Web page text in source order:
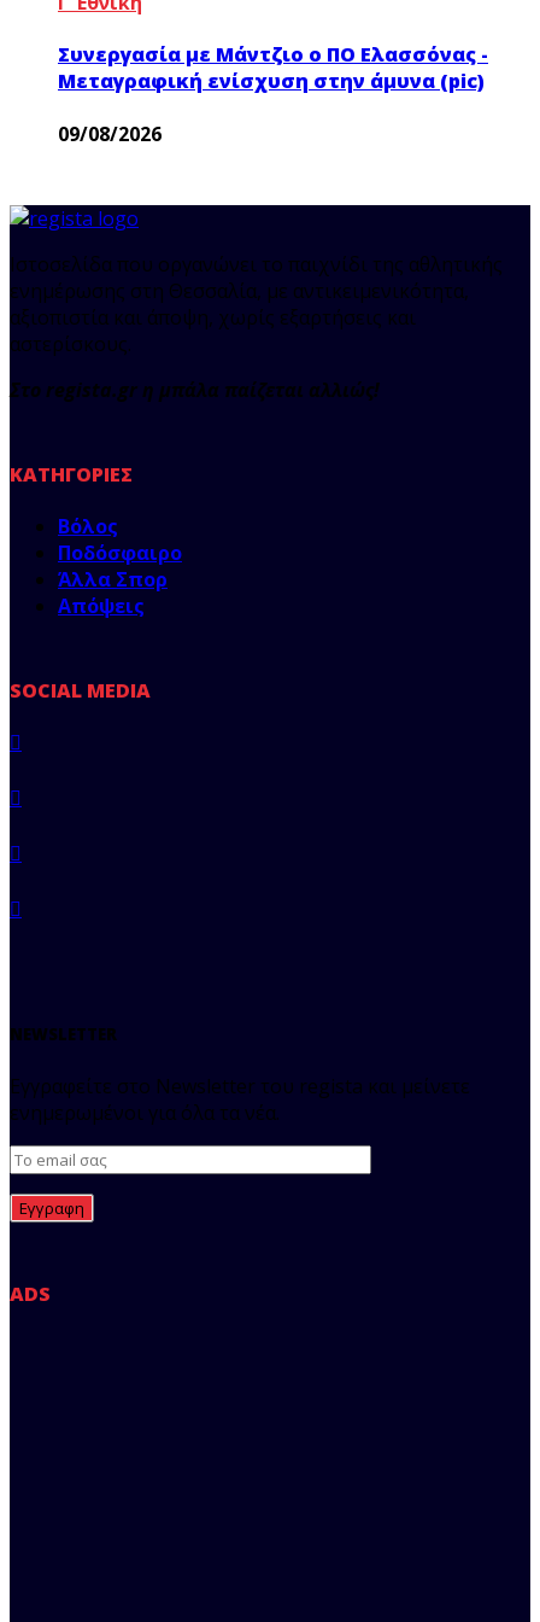
Συνεργασία με Μάντζιο ο ΠΟ Ελασσόνας -
Μεταγραφική ενίσχυση στην άμυνα (pic)
09/08/2026
Ιστοσελίδα που οργανώνει το παιχνίδι της αθλητικής
ενημέρωσης στη Θεσσαλία, με αντικειμενικότητα,
αξιοπιστία και άποψη, χωρίς εξαρτήσεις και
αστερίσκους.
Στο regista.gr η μπάλα παίζεται αλλιώς!
ΚΑΤΗΓΟΡΊΕΣ
Βόλος
Ποδόσφαιρο
Άλλα Σπορ
Απόψεις
SOCIAL MEDIA
NEWSLETTER
Εγγραφείτε στο Newsletter του regista και μείνετε
ενημερωμένοι για όλα τα νέα.
ADS